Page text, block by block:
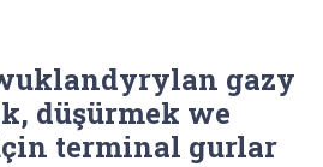
gazy
düşürmek we
terminal gurlar